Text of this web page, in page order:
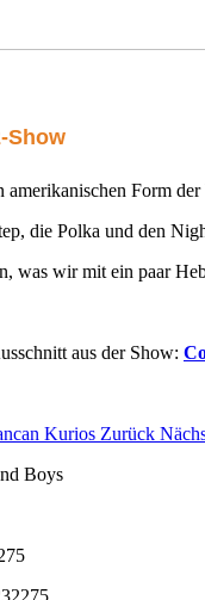
Show
Form
die Polka und den
was wir mit ein paar
aus der Show:
Kurios Zurück
Boys